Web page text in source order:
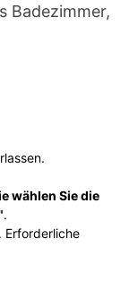
Badezimmer,
wählen Sie die
.
Erforderliche